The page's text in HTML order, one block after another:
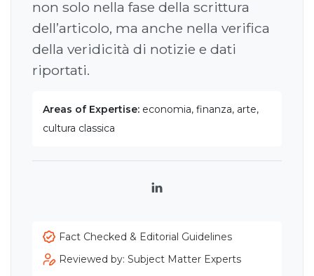
non solo nella fase della scrittura
dell’articolo, ma anche nella verifica
della veridicità di notizie e dati
riportati.
Areas of Expertise: economia, finanza, arte,
cultura classica
LinkedIn
Fact Checked & Editorial Guidelines
Reviewed by: Subject Matter Experts